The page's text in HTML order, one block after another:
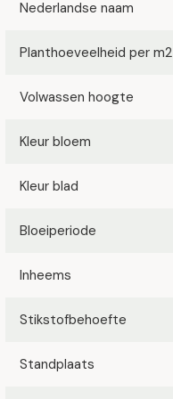
Nederlandse naam
Planthoeveelheid per m2
Volwassen hoogte
Kleur bloem
Kleur blad
Bloeiperiode
Inheems
Stikstofbehoefte
Standplaats